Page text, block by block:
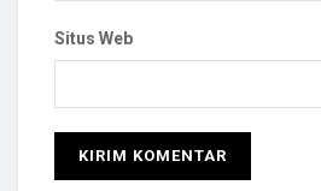
Situs Web